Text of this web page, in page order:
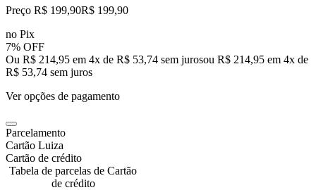
Preço R$ 199,90R$ 199,90
no Pix
7% OFF
Ou R$ 214,95 em 4x de R$ 53,74 sem jurosou R$ 214,95 em 4x de
R$ 53,74 sem juros
Ver opções de pagamento
Parcelamento
Cartão Luiza
Cartão de crédito
Tabela de parcelas de Cartão
de crédito